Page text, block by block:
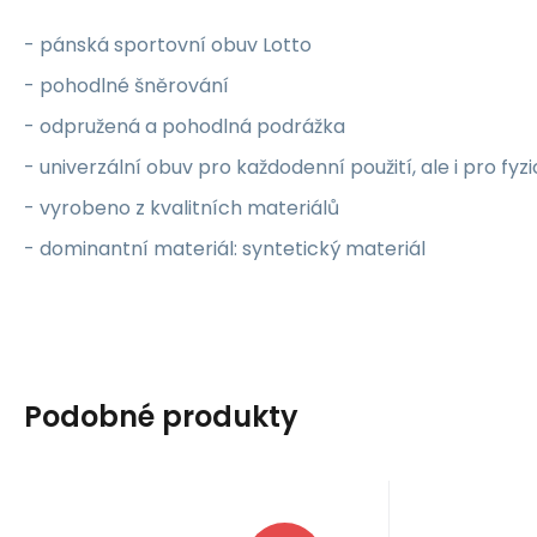
- pánská sportovní obuv Lotto
- pohodlné šněrování
- odpružená a pohodlná podrážka
- univerzální obuv pro každodenní použití, ale i pro
- vyrobeno z kvalitních materiálů
- dominantní materiál: syntetický materiál
Podobné produkty